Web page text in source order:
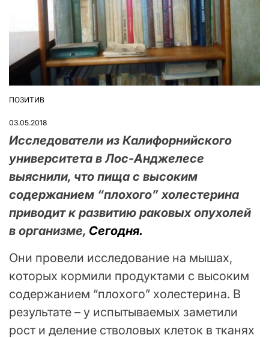
ОПУБЛІКУВАТИ
ПОЗИТИВ
03.05.2018
​Исследователи из Калифорнийского
университета в Лос-Анджелесе
выяснили, что пища с высоким
содержанием “плохого” холестерина
приводит к развитию раковых опухолей
в организме, Сегодня.
Они провели исследование на мышах,
которых кормили продуктами с высоким
содержанием “плохого” холестерина. В
результате – у испытываемых заметили
рост и деление стволовых клеток в тканях